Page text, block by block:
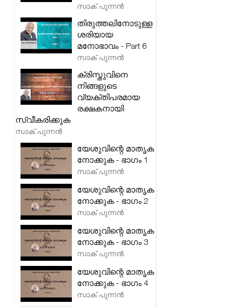
സാക് പുന്നൻ
തിരുത്തലിനോടുള്ള
ശരിയായ
മനോഭാവം - Part 6
സാക് പുന്നൻ
ക്രിസ്തുവിനെ
നിങ്ങളുടെ
വ്യക്തിപരമായ
രക്ഷകനായി
സ്വീകരിക്കുക
സാക് പുന്നൻ
യേശുവിന്റെ മാതൃക
നോക്കുക - ഭാഗം 1
സാക് പുന്നൻ
യേശുവിന്റെ മാതൃക
നോക്കുക - ഭാഗം 2
സാക് പുന്നൻ
യേശുവിന്റെ മാതൃക
നോക്കുക - ഭാഗം 3
സാക് പുന്നൻ
യേശുവിന്റെ മാതൃക
നോക്കുക - ഭാഗം 4
സാക് പുന്നൻ